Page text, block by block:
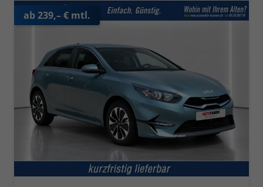
ab 239,– € mtl.